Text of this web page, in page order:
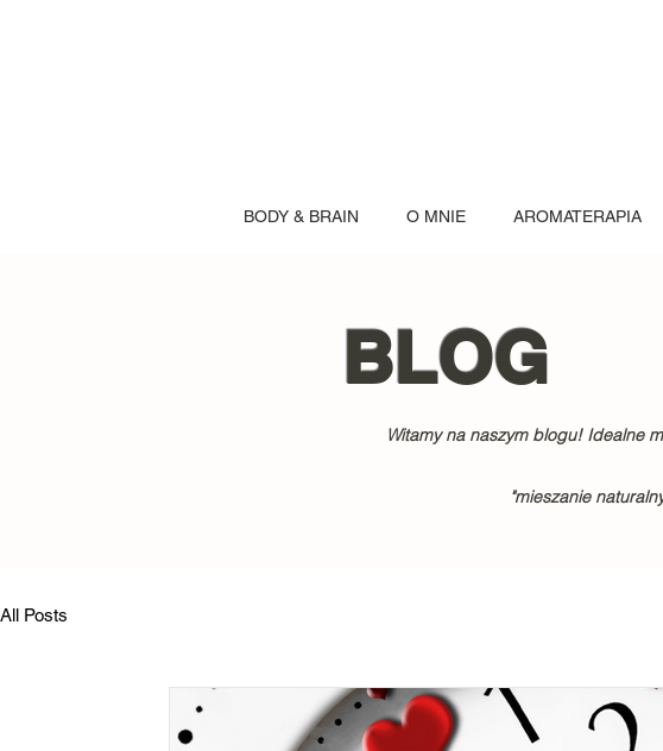
BODY & BRAIN O MNIE AROMATERAPIA
BLOG
Witamy na naszym blogu! Idealne
"mieszanie
All Posts